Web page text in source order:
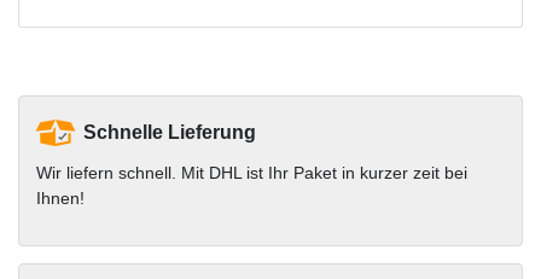
Schnelle Lieferung
Wir liefern schnell. Mit DHL ist Ihr Paket in kurzer zeit bei
Ihnen!